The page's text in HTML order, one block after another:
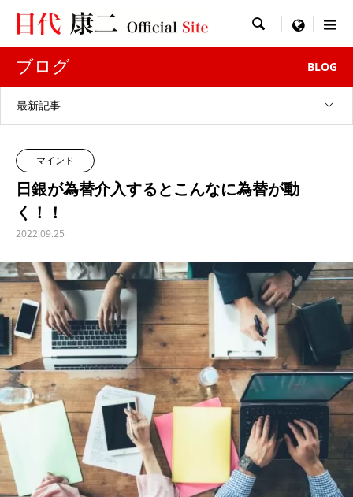
 menu
ブログ BLOG
最新記事
マインド
日銀が為替介入するとこんなに為替が動
く！！
2022.09.25